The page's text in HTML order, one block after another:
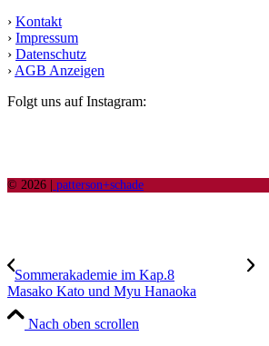
› Kontakt
› Impressum
› Datenschutz
› AGB Anzeigen
Folgt uns auf Instagram:
© 2026 | patterson+schade
Sommerakademie im Kap.8
Masako Kato und Myu Hanaoka
Nach oben scrollen